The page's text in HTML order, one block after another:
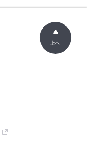
上へ